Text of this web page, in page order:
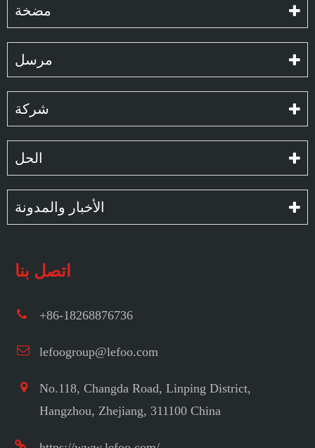
مضخة
مرسل
شركة
الحل
الأخبار والمدونة
اتصل بنا
+86-18268876736
lefoogroup@lefoo.com
No.118, Changda Road, Linping District,
Hangzhou, Zhejiang, 311100 China